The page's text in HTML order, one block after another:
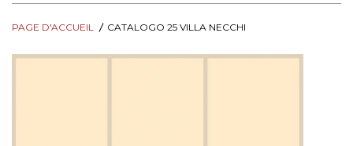
PAGE D'ACCUEIL CATALOGO 25 VILLA NECCHI